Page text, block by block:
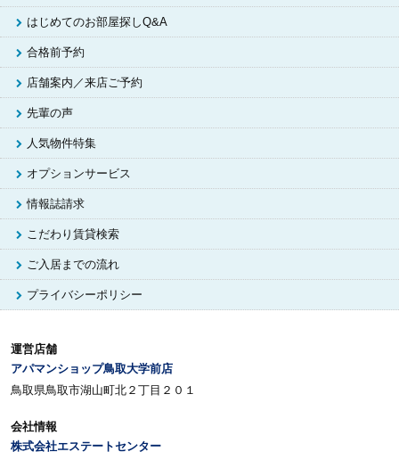
はじめてのお部屋探しQ&A
合格前予約
店舗案内／来店ご予約
先輩の声
人気物件特集
オプションサービス
情報誌請求
こだわり賃貸検索
ご入居までの流れ
プライバシーポリシー
運営店舗
アパマンショップ鳥取大学前店
鳥取県鳥取市湖山町北２丁目２０１
会社情報
株式会社エステートセンター